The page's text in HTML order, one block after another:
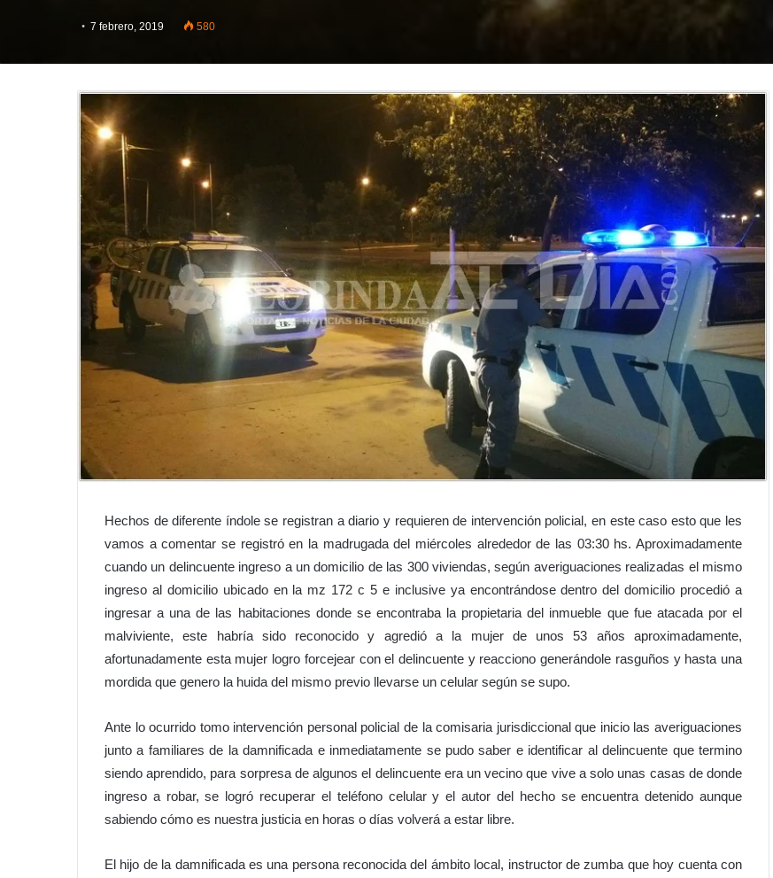
7 febrero, 2019 580
Hechos de diferente índole se registran a diario y requieren de intervención policial, en este caso esto que les
vamos a comentar se registró en la madrugada del miércoles alrededor de las 03:30 hs. Aproximadamente
cuando un delincuente ingreso a un domicilio de las 300 viviendas, según averiguaciones realizadas el mismo
ingreso al domicilio ubicado en la mz 172 c 5 e inclusive ya encontrándose dentro del domicilio procedió a
ingresar a una de las habitaciones donde se encontraba la propietaria del inmueble que fue atacada por el
malviviente, este habría sido reconocido y agredió a la mujer de unos 53 años aproximadamente,
afortunadamente esta mujer logro forcejear con el delincuente y reacciono generándole rasguños y hasta una
mordida que genero la huida del mismo previo llevarse un celular según se supo.
Ante lo ocurrido tomo intervención personal policial de la comisaria jurisdiccional que inicio las averiguaciones
junto a familiares de la damnificada e inmediatamente se pudo saber e identificar al delincuente que termino
siendo aprendido, para sorpresa de algunos el delincuente era un vecino que vive a solo unas casas de donde
ingreso a robar, se logró recuperar el teléfono celular y el autor del hecho se encuentra detenido aunque
sabiendo cómo es nuestra justicia en horas o días volverá a estar libre.
El hijo de la damnificada es una persona reconocida del ámbito local, instructor de zumba que hoy cuenta con